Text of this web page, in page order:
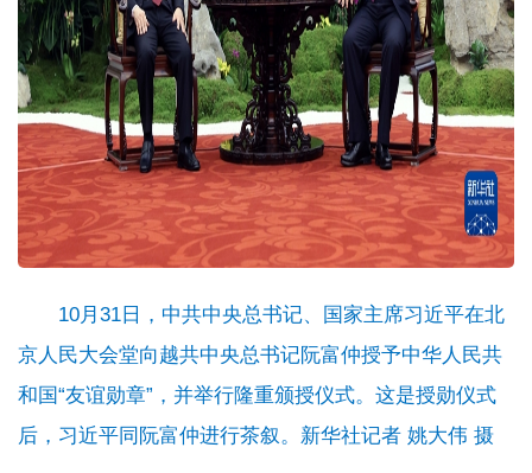
10月31日，中共中央总书记、国家主席习近平在北
京人民大会堂向越共中央总书记阮富仲授予中华人民共
和国“友谊勋章”，并举行隆重颁授仪式。这是授勋仪式
后，习近平同阮富仲进行茶叙。新华社记者 姚大伟 摄